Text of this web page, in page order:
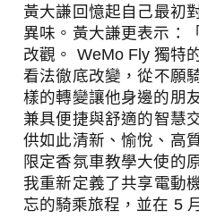
黃大謙回憶起自己最初
異味。黃大謙更表示：
改觀。 WeMo Fly 獨特
看法徹底改變，從不願
樣的轉變讓他身邊的朋
兼具便捷與舒適的智慧
供如此清新、愉悅、高
限定香氛車教學大使的
我重新定義了共享電動
忘的騎乘旅程，並在 5 月